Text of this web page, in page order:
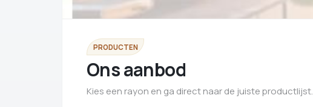
PRODUCTEN
Ons aanbod
Kies een rayon en ga direct naar de juiste productlijst.